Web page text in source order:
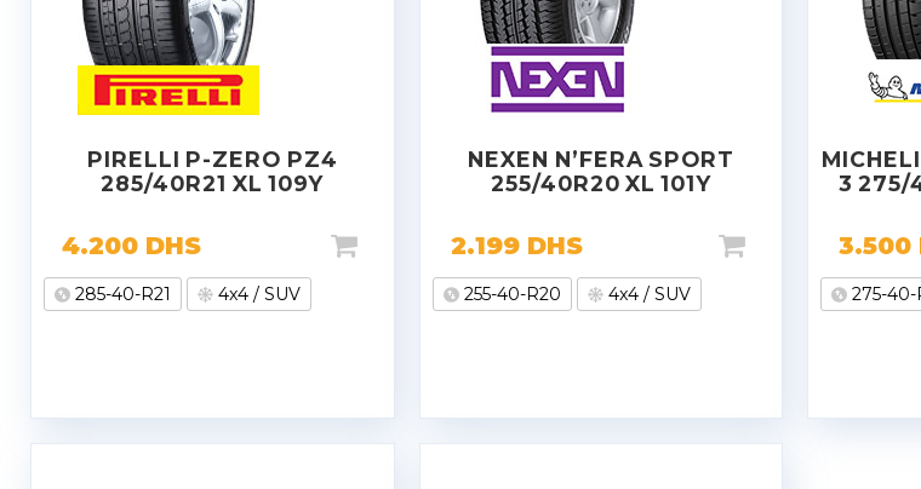
PIRELLI P-ZERO PZ4
285/40R21 XL 109Y
4.200 DHS
285-40-R21 4x4 / SUV
NEXEN N’FERA SPORT
255/40R20 XL 101Y
2.199 DHS
255-40-R20 4x4 / SUV
3 275/
3.500
275-40-